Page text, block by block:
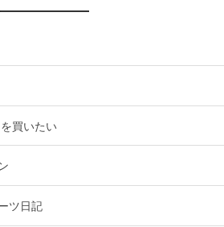
買いたい
ツ日記